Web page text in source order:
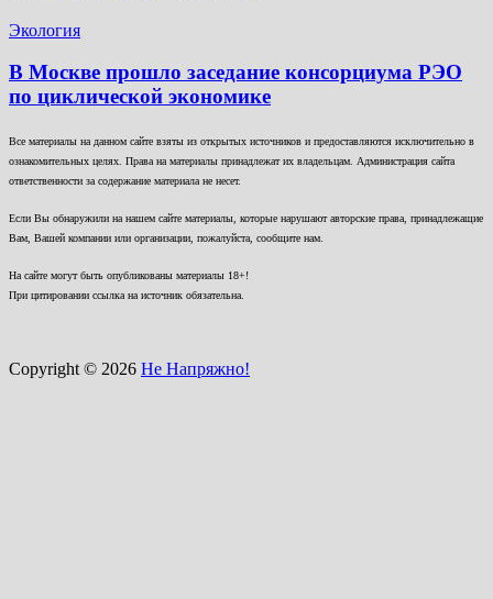
Экология
В Москве прошло заседание консорциума РЭО
по циклической экономике
Все материалы на данном сайте взяты из открытых источников и предоставляются исключительно в
ознакомительных целях. Права на материалы принадлежат их владельцам. Администрация сайта
ответственности за содержание материала не несет.
Если Вы обнаружили на нашем сайте материалы, которые нарушают авторские права, принадлежащие
Вам, Вашей компании или организации, пожалуйста, сообщите нам.
На сайте могут быть опубликованы материалы 18+!
При цитировании ссылка на источник обязательна.
Copyright © 2026 Не Напряжно!